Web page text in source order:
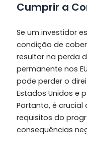
Cumprir a
Se um investidor
condição de
resultar na perda
permanente nos
pode perder o
Estados Unidos e
Portanto, é crucial
requisitos do
consequências